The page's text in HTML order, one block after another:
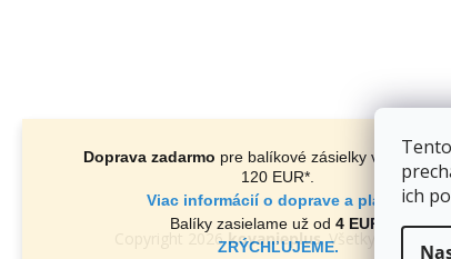
ich
Doprava zadarmo pre balíkové zásielky v hodnote
120 EUR*
Viac informácií o doprave a platbe.
Balíky zasielame už od 4 EUR
ZRÝCHĽUJEME.
Copyright 2026kovanieplus. Všetky práva